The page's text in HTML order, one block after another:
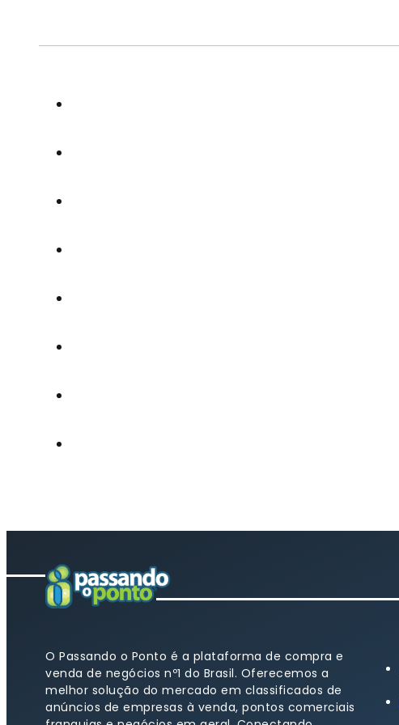
O Passando o Ponto é a plataforma de compra e
venda de negócios nº1 do Brasil. Oferecemos a
melhor solução do mercado em classificados de
anúncios de empresas à venda, pontos comerciais